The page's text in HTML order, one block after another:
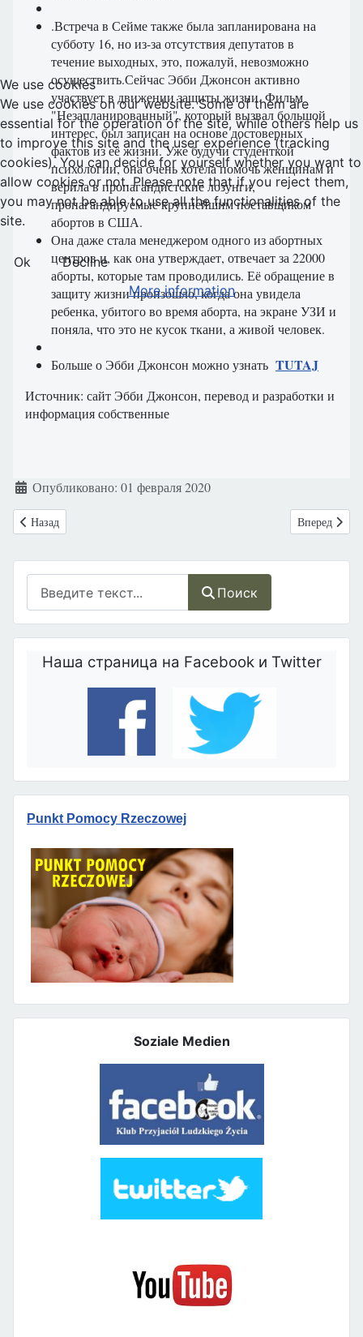
Поиск
Наша страница на Facebook и Twitter
Punkt Pomocy Rzeczowej
Soziale Medien
.Встреча в Сейме также была запланирована на
субботу 16, но из-за отсутствия депутатов в
течение выходных, это, пожалуй, невозможно
осуществить.Сейчас Эбби Джонсон активно
участвует в движении защиты жизни. Фильм
"Незапланированный", который вызвал большой
интерес, был записан на основе достоверных
фактов из её жизни. Уже будучи студенткой
психологии, она очень хотела помочь женщинам и
верила в пропагандистские лозунги,
пропагандируемые крупнейшим поставщиком
абортов в США.
Она даже стала менеджером одного из абортных
центров и, как она утверждает, отвечает за 22000
аборты, которые там проводились. Её обращение в
защиту жизни произошло, когда она увидела
ребенка, убитого во время аборта, на экране УЗИ и
поняла, что это не кусок ткани, а живой человек.
Больше о Эбби Джонсон можно узнать TUTAJ
Источник: сайт Эбби Джонсон, переводи разработки и
информациясобственные
Информация о материале
Опубликовано: 01 февраля 2020
Предыдущий: Это должно быть без дискриминации! Swiss Air
Назад Следующий:
Вперед
We use cookies
We use cookies on our website. Some of them are
essential for the operation of the site, while others help us
to improve this site and the user experience (tracking
cookies). You can decide for yourself whether you want to
allow cookies or not. Please note that if you reject them,
you may not be able to use all the functionalities of the
site.
Ok
Decline
More information